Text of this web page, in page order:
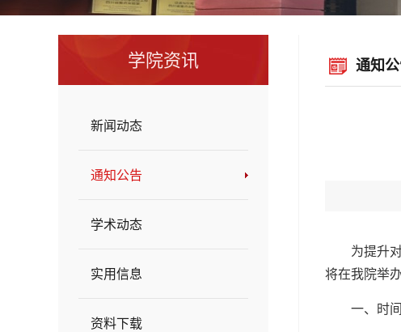
学院资讯
新闻动态
通知公告
学术动态
实用信息
资料下载
通知
为提升
将在我院举
一、时